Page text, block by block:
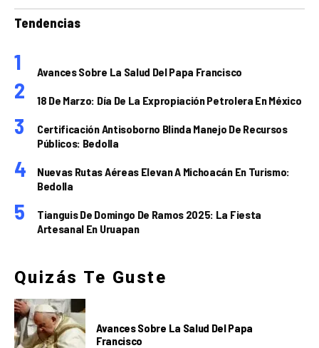
Tendencias
Avances Sobre La Salud Del Papa Francisco
18 De Marzo: Día De La Expropiación Petrolera En México
Certificación Antisoborno Blinda Manejo De Recursos
Públicos: Bedolla
Nuevas Rutas Aéreas Elevan A Michoacán En Turismo:
Bedolla
Tianguis De Domingo De Ramos 2025: La Fiesta
Artesanal En Uruapan
Quizás Te Guste
Avances Sobre La Salud Del Papa
Francisco